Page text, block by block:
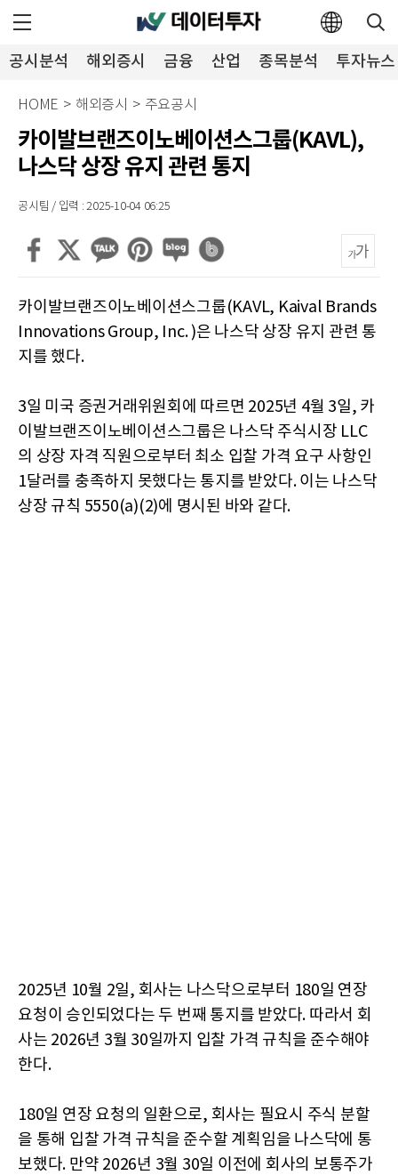
공시분석 해외증시 금융 산업 종목분석 투자뉴스
HOME > 해외증시 > 주요공시
카이발브랜즈이노베이션스그룹(KAVL),
나스닥 상장 유지 관련 통지
공시팀 / 입력 : 2025-10-04 06:25
카이발브랜즈이노베이션스그룹(KAVL, Kaival Brands
Innovations Group, Inc. )은 나스닥 상장 유지 관련 통
지를 했다.
3일 미국 증권거래위원회에 따르면 2025년 4월 3일, 카
이발브랜즈이노베이션스그룹은 나스닥 주식시장 LLC
의 상장 자격 직원으로부터 최소 입찰 가격 요구 사항인
1달러를 충족하지 못했다는 통지를 받았다. 이는 나스닥
상장 규칙 5550(a)(2)에 명시된 바와 같다.
2025년 10월 2일, 회사는 나스닥으로부터 180일 연장
요청이 승인되었다는 두 번째 통지를 받았다. 따라서 회
사는 2026년 3월 30일까지 입찰 가격 규칙을 준수해야
한다.
180일 연장 요청의 일환으로, 회사는 필요시 주식 분할
을 통해 입찰 가격 규칙을 준수할 계획임을 나스닥에 통
보했다. 만약 2026년 3월 30일 이전에 회사의 보통주가